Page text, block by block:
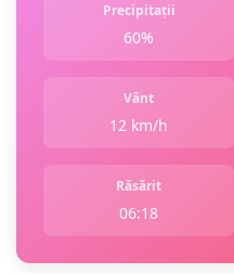
Precipitații
60%
Vânt
12 km/h
Răsărit
06:18